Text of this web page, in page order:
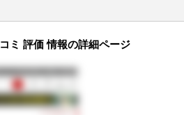
ミ 評価 情報の詳細ページ